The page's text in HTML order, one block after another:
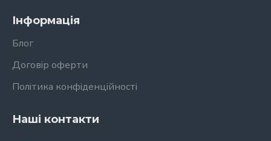
Інформація
Блог
Договір оферти
Політика конфіденційності
Наші контакти